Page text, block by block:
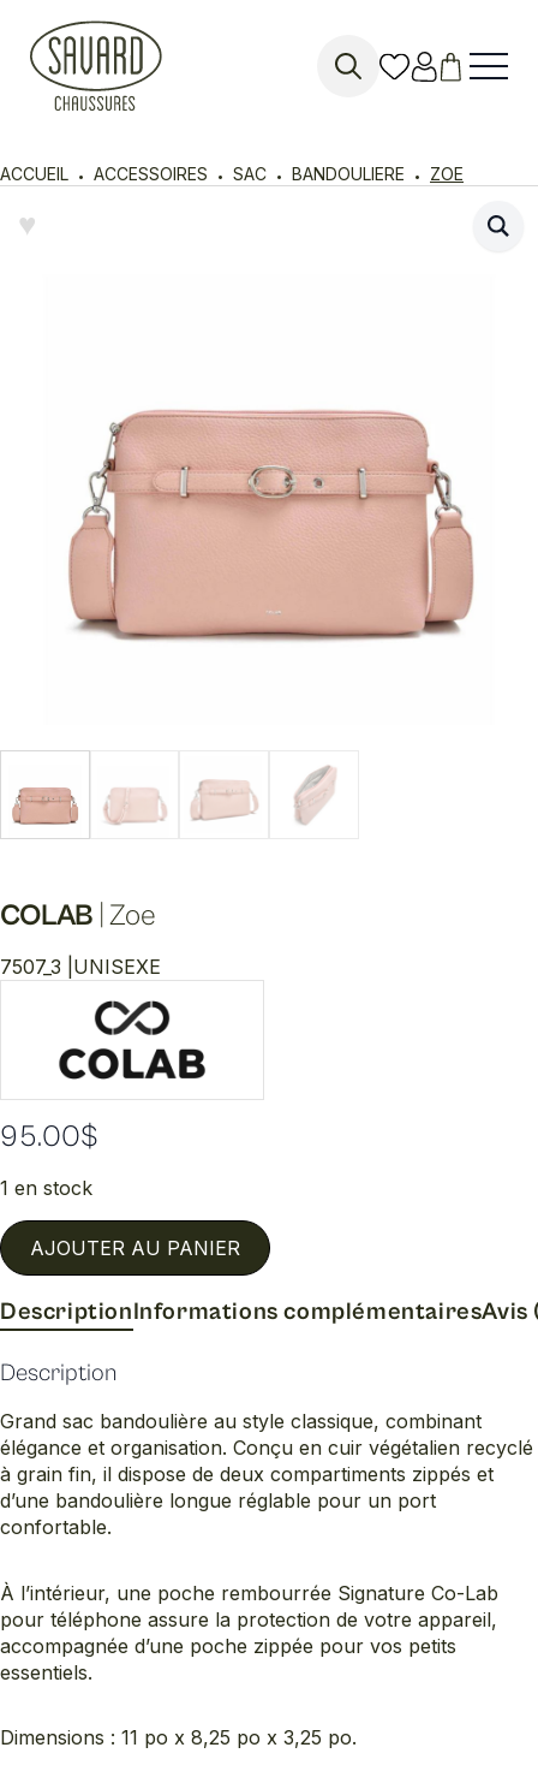
ACCUEIL ACCESSOIRES SAC BANDOULIERE ZOE
♥︎
COLAB Zoe
7507_3 | UNISEXE
95.00$
1 en stock
AJOUTER AU PANIER
DescriptionInformations complémentairesAvis
Description
Grand sac bandoulière au style classique, combinant
élégance et organisation. Conçu en cuir végétalien recyclé
à grain fin, il dispose de deux compartiments zippés et
d’une bandoulière longue réglable pour un port
confortable.
À l’intérieur, une poche rembourrée Signature Co-Lab
pour téléphone assure la protection de votre appareil,
accompagnée d’une poche zippée pour vos petits
essentiels.
Dimensions : 11 po x 8,25 po x 3,25 po.